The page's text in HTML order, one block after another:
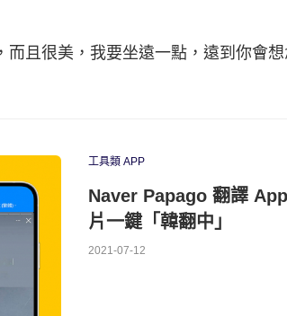
而且很美，我要坐遠一點，遠到你會想
工具類 APP
Naver Papago 翻譯
片一鍵「韓翻中」
2021-07-12